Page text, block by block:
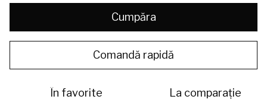
Cumpăra
Comandă rapidă
În favorite La comparație